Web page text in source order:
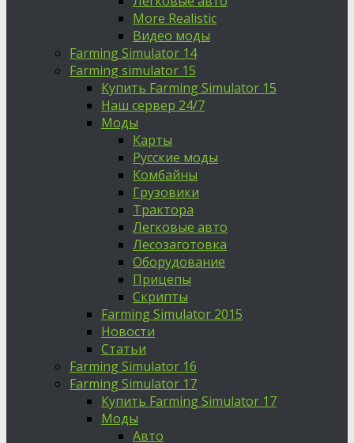
More Realistic
Видео моды
Farming Simulator 14
Farming simulator 15
Купить Farming Simulator 15
Наш сервер 24/7
Моды
Карты
Русские моды
Комбайны
Грузовики
Трактора
Легковые авто
Лесозаготовка
Оборудование
Прицепы
Скрипты
Farming Simulator 2015
Новости
Статьи
Farming Simulator 16
Farming Simulator 17
Купить Farming Simulator 17
Моды
Авто